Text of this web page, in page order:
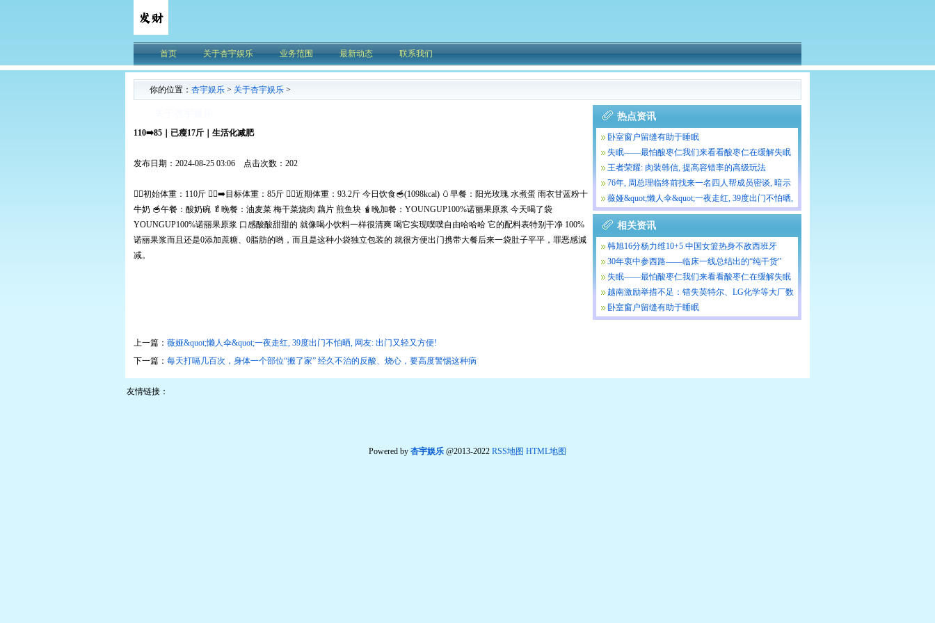
首页 关于杏宇娱乐 业务范围 最新动态 联系我们
你的位置： 杏宇娱乐 > 关于杏宇娱乐 >
110➡️85｜已瘦17斤｜生活化减肥
发布日期：2024-08-25 03:06 点击次数：202
🧏‍♀️初始体重：110斤 🏃‍♀️‍➡️目标体重：85斤 💁‍♀️近期体重：93.2斤 今日饮食🥣(1098kcal) 🥚早餐：阳光玫瑰 水煮蛋 雨衣甘蓝粉十
牛奶 🥣午餐：酸奶碗 🥬晚餐：油麦菜 梅干菜烧肉 藕片 煎鱼块 🧋晚加餐：YOUNGUP100%诺丽果原浆 今天喝了袋
YOUNGUP100%诺丽果原浆 口感酸酸甜甜的 就像喝小饮料一样很清爽 喝它实现噗噗自由哈哈哈 它的配料表特别干净 100%
诺丽果浆而且还是0添加蔗糖、0脂肪的哟，而且是这种小袋独立包装的 就很方便出门携带大餐后来一袋肚子平平，罪恶感減
减。
上一篇： 薇娅&quot;懒人伞&quot;一夜走红, 39度出门不怕晒, 网友: 出门又轻又方便!
下一篇： 每天打嗝几百次，身体一个部位“搬了家” 经久不治的反酸、烧心，要高度警惕这种病
热点资讯
卧室窗户留缝有助于睡眠
失眠——最怕酸枣仁我们来看看酸枣仁在缓解失眠
方面的作用。
王者荣耀: 肉装韩信, 提高容错率的高级玩法
76年, 周总理临终前找来一名四人帮成员密谈, 暗示
了一项政治任务
薇娅&quot;懒人伞&quot;一夜走红, 39度出门不怕晒,
相关资讯
韩旭16分杨力维10+5 中国女篮热身不敌西班牙
30年衷中参西路——临床一线总结出的“纯干货”
失眠——最怕酸枣仁我们来看看酸枣仁在缓解失眠
方面的作用。
越南激励举措不足：错失英特尔、LG化学等大厂数
十亿美元投资
卧室窗户留缝有助于睡眠
友情链接：
Powered by 杏宇娱乐 @2013-2022 RSS地图 HTML地图